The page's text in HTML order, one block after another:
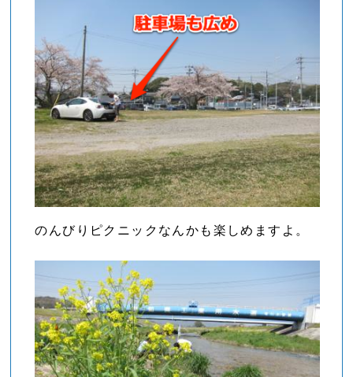
のんびりピクニックなんかも楽しめますよ。